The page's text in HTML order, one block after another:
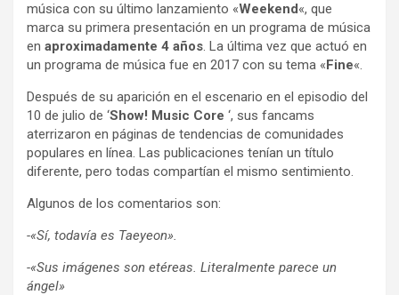
música con su último lanzamiento «Weekend«, que
marca su primera presentación en un programa de música
en aproximadamente 4 años. La última vez que actuó en
un programa de música fue en 2017 con su tema «Fine«.
Después de su aparición en el escenario en el episodio del
10 de julio de ‘Show! Music Core ‘, sus fancams
aterrizaron en páginas de tendencias de comunidades
populares en línea. Las publicaciones tenían un título
diferente, pero todas compartían el mismo sentimiento.
Algunos de los comentarios son:
-«Sí, todavía es Taeyeon».
-«Sus imágenes son etéreas. Literalmente parece un
ángel»